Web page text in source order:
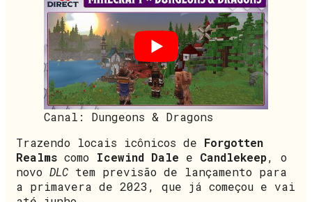
Canal: Dungeons & Dragons
Trazendo locais icônicos de Forgotten
Realms como Icewind Dale e Candlekeep, o
novo DLC tem previsão de lançamento para
a primavera de 2023, que já começou e vai